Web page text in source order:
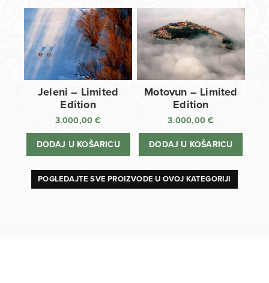
Jeleni – Limited
Edition
3.000,00€
DODAJ U KOŠARICU
Motovun – Limited
Edition
3.000,00€
DODAJ U KOŠARICU
POGLEDAJTE SVE PROIZVODE U OVOJ KATEGORIJI